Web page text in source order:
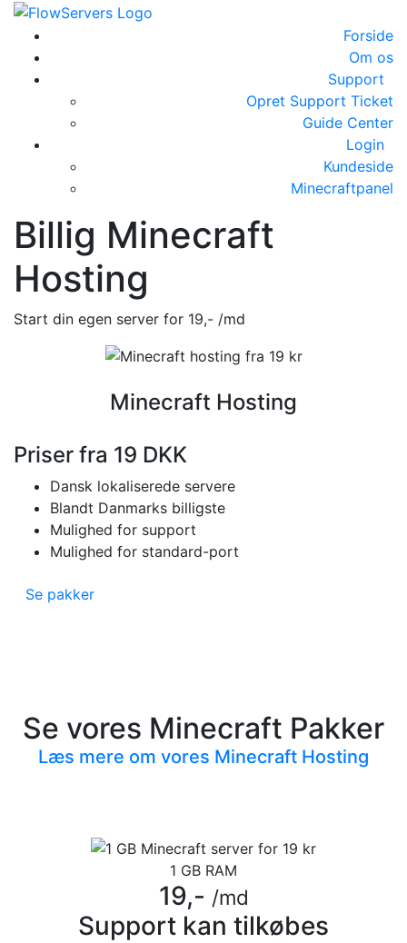
Forside
Om os
Support
Opret Support Ticket
Guide Center
Login
Kundeside
Minecraftpanel
Billig Minecraft
Hosting
Start din egen server for 19,- /md
Minecraft Hosting
Priser fra 19 DKK
Dansk lokaliserede servere
Blandt Danmarks billigste
Mulighed for support
Mulighed for standard-port
Se pakker
Se vores Minecraft Pakker
Læs mere om vores Minecraft Hosting
1 GB RAM
19,- /md
Support kan tilkøbes